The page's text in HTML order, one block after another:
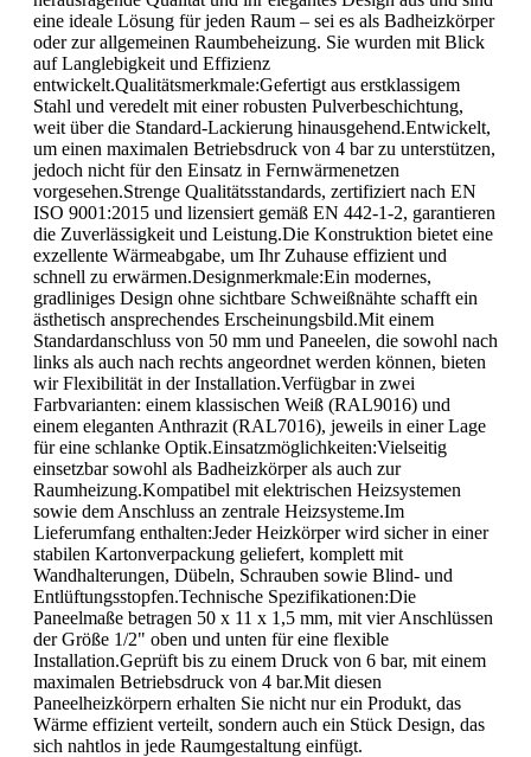
eine ideale Lösung für jeden Raum – sei es als Badheizkörper
oder zur allgemeinen Raumbeheizung. Sie wurden mit Blick
auf Langlebigkeit und Effizienz
entwickelt.Qualitätsmerkmale:Gefertigt aus erstklassigem
Stahl und veredelt mit einer robusten Pulverbeschichtung,
weit über die Standard-Lackierung hinausgehend.Entwickelt,
um einen maximalen Betriebsdruck von 4 bar zu unterstützen,
jedoch nicht für den Einsatz in Fernwärmenetzen
vorgesehen.Strenge Qualitätsstandards, zertifiziert nach EN
ISO 9001:2015 und lizensiert gemäß EN 442-1-2, garantieren
die Zuverlässigkeit und Leistung.Die Konstruktion bietet eine
exzellente Wärmeabgabe, um Ihr Zuhause effizient und
schnell zu erwärmen.Designmerkmale:Ein modernes,
gradliniges Design ohne sichtbare Schweißnähte schafft ein
ästhetisch ansprechendes Erscheinungsbild.Mit einem
Standardanschluss von 50 mm und Paneelen, die sowohl nach
links als auch nach rechts angeordnet werden können, bieten
wir Flexibilität in der Installation.Verfügbar in zwei
Farbvarianten: einem klassischen Weiß (RAL9016) und
einem eleganten Anthrazit (RAL7016), jeweils in einer Lage
für eine schlanke Optik.Einsatzmöglichkeiten:Vielseitig
einsetzbar sowohl als Badheizkörper als auch zur
Raumheizung.Kompatibel mit elektrischen Heizsystemen
sowie dem Anschluss an zentrale Heizsysteme.Im
Lieferumfang enthalten:Jeder Heizkörper wird sicher in einer
stabilen Kartonverpackung geliefert, komplett mit
Wandhalterungen, Dübeln, Schrauben sowie Blind- und
Entlüftungsstopfen.Technische Spezifikationen:Die
Paneelmaße betragen 50 x 11 x 1,5 mm, mit vier Anschlüssen
der Größe 1/2" oben und unten für eine flexible
Installation.Geprüft bis zu einem Druck von 6 bar, mit einem
maximalen Betriebsdruck von 4 bar.Mit diesen
Paneelheizkörpern erhalten Sie nicht nur ein Produkt, das
Wärme effizient verteilt, sondern auch ein Stück Design, das
sich nahtlos in jede Raumgestaltung einfügt.